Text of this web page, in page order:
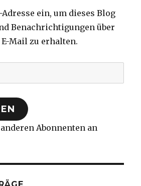
ein, um dieses Blog
Benachrichtigungen über
Mail zu erhalten.
Abonnenten an